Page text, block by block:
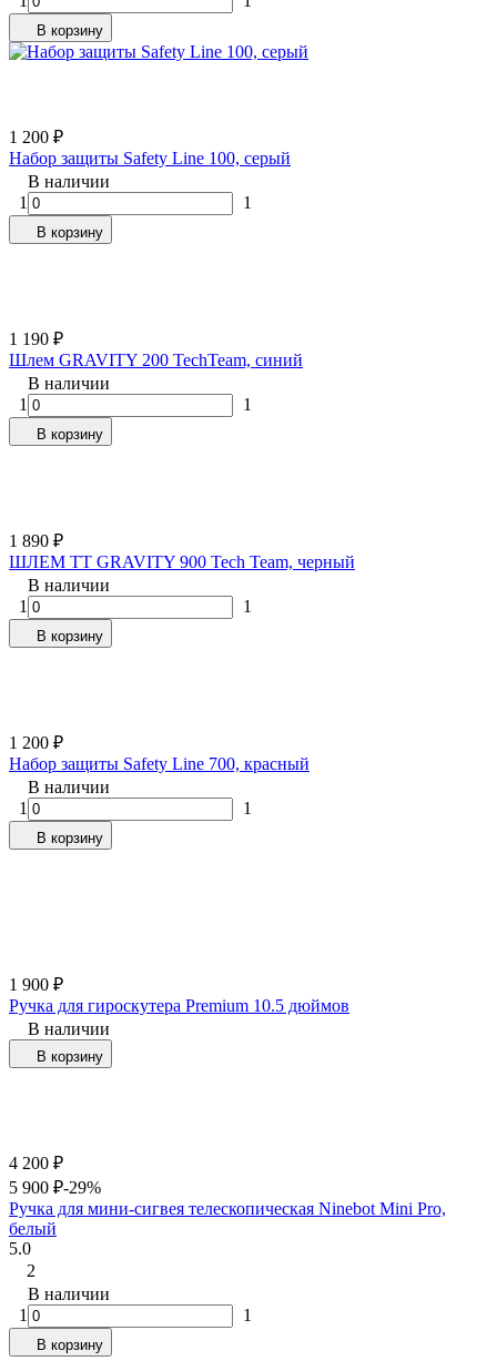
В корзину
1 200 ₽
Набор защиты Safety Line 100, серый
В наличии
1
1
В корзину
1 190 ₽
Шлем GRAVITY 200 TechTeam, синий
В наличии
1
1
В корзину
1 890 ₽
ШЛЕМ TT GRAVITY 900 Tech Team, черный
В наличии
1
1
В корзину
1 200 ₽
Набор защиты Safety Line 700, красный
В наличии
1
1
В корзину
1 900 ₽
Ручка для гироскутера Premium 10.5 дюймов
В наличии
В корзину
4 200 ₽
5 900 ₽-29%
Ручка для мини-сигвея телескопическая Ninebot Mini Pro,
белый
5.0
2
В наличии
1
1
В корзину